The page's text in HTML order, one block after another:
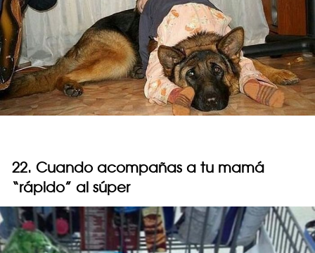
22. Cuando acompañas a tu mamá
“rápido” al súper